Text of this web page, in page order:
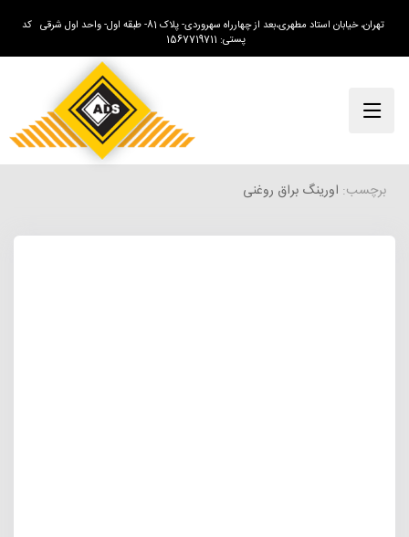
تهران، خیابان استاد مطهری،بعد از چهارراه سهروردی- پلاک 81- طبقه اول- واحد اول شرقی کد
پستی: 1567719711
برچسب: اورینگ براق روغنی